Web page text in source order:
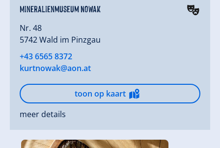
Mineralienmuseum Nowak
Nr. 48
5742 Wald im Pinzgau
+43 6565 8372
kurtnowak@aon.at
toon op kaart
meer details